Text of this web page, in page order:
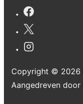
Copyright © 2026
Aangedreven door